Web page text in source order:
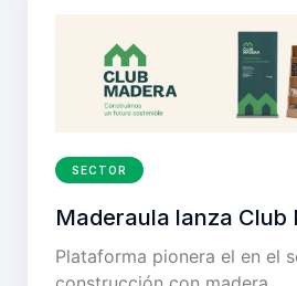
SECTOR
Maderaula lanza Club
Plataforma pionera el en el